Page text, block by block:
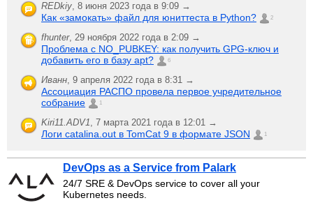
REDkiy, 8 июня 2023 года в 9:09 →
Как «замокать» файл для юниттеста в Python? 2
fhunter, 29 ноября 2022 года в 2:09 →
Проблема с NO_PUBKEY: как получить GPG-ключ и
добавить его в базу apt?
6
Иванн, 9 апреля 2022 года в 8:31 →
Ассоциация РАСПО провела первое учредительное
собрание
1
Kiri11.ADV1, 7 марта 2021 года в 12:01 →
Логи catalina.out в TomCat 9 в формате JSON 1
DevOps as a Service from Palark
24/7 SRE & DevOps service to cover all your
Kubernetes needs.